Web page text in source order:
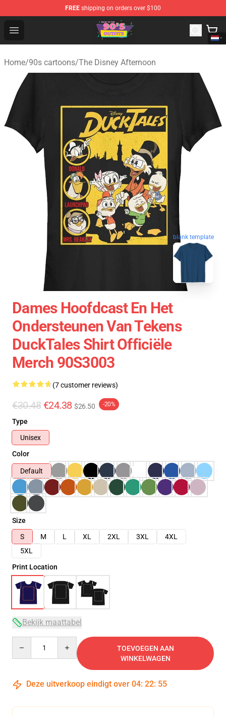
FREE shipping on orders over $100
Open menu
90s Outfits Store - Official 90s Outfits Merchandise Shop
Home/90s cartoons/The Disney Afternoon
blank template
Dames Hoofdcast En Het
Ondersteunen Van Tekens
DuckTales Shirt Officiële
Merch 90S3003
(7 customer reviews)
€30.48 €24.38 $26.50 -20%
Type
Unisex
Color
Default
Size
S
M L XL 2XL 3XL
4XL
5XL
Print Location
Bekijk maattabel
TOEVOEGEN AAN
WINKELWAGEN
Deze uitverkoop eindigt over 04: 22: 54